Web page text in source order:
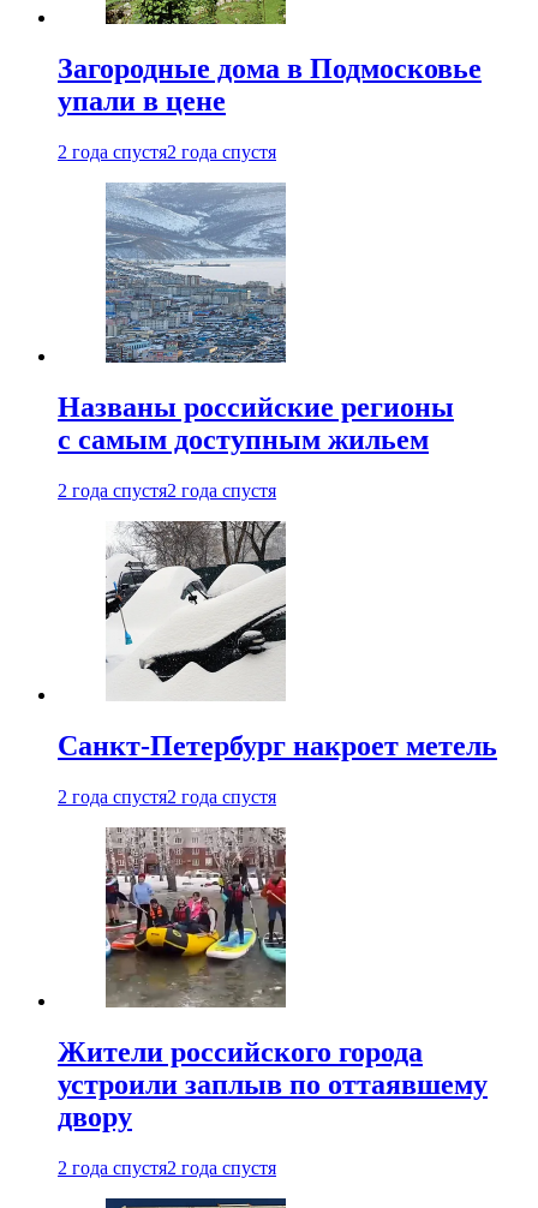
Загородные дома в Подмосковье
упали в цене
2 года спустя2 года спустя
Названы российские регионы
с самым доступным жильем
2 года спустя2 года спустя
Санкт-Петербург накроет метель
2 года спустя2 года спустя
Жители российского города
устроили заплыв по оттаявшему
двору
2 года спустя2 года спустя